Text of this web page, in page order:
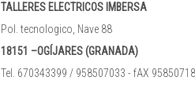
TALLERES ELECTRICOS IMBERSA
Pol. tecnologico, Nave 88
18151 –OGÍJARES (GRANADA)
Tel. 670343399 / 958507033 - fAX